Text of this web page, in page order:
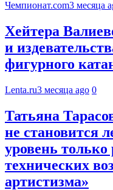
Чемпионат.com3 месяца
Хейтера
и
фигурного
Lenta.ru3 месяца ago 0
Татьяна
не становится
уровень только
технических
артистизма»